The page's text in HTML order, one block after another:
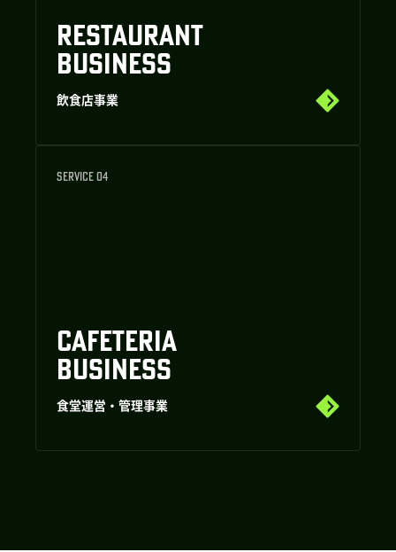
RESTAURANT
BUSINESS
飲食店事業
SERVICE 04
CAFETERIA
BUSINESS
食堂運営・管理事業